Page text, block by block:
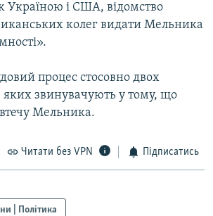
Україною і США, відомство
колег видати Мельника
процес стосовно двох
яких звинувачують у тому, що
Мельника.
Читати без VPN Підписатись
| Політика